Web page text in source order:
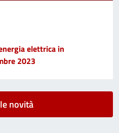
elettrica in
2023
novità